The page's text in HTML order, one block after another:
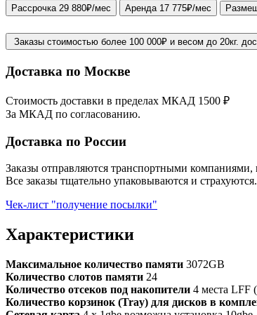
Рассрочка 29 880₽/мес Аренда 17 775₽/мес
Заказы стоимостью более 100 000₽ и весом до 20кг.
Доставка по Москве
Стоимость доставки в пределах МКАД 1500 ₽
За МКАД по согласованию.
Доставка по России
Заказы отправляются транспортными компаниями,
Все заказы тщательно упаковываются и страхуются.
Чек-лист "получение посылки"
Характеристики
Максимальное количество памяти 3072GB
Количество слотов памяти 24
Количество отсеков под накопители 4 места LFF
Количество корзинок (Tray) для дисков в